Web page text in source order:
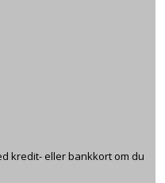
kredit- eller bankkort om du